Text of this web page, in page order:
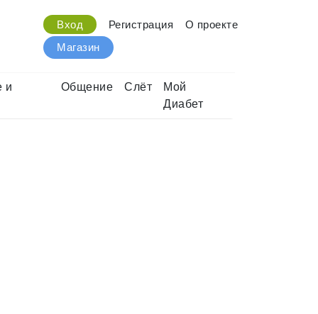
Вход Регистрация
О проекте
Магазин
и Общение Слёт
Мой
Диабет